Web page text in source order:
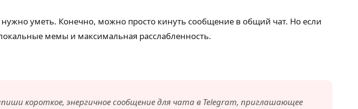
уметь. Конечно, можно просто кинуть сообщение в общий чат. Но если
мемы и максимальная расслабленность.
короткое, энергичное сообщение для чата в Telegram, приглашающее